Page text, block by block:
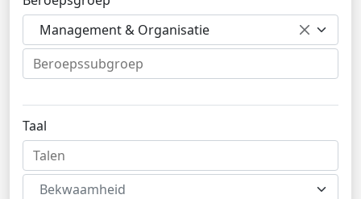
Management & Organisatie
Taal
Bekwaamheid